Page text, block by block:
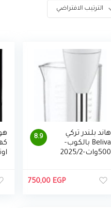
الترتيب الافتراضي
8.9
هاند بلندر تركي
Beliva بالكوب-
500وات-2025/2
750,00 EGP